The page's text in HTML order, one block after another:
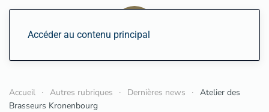
Accéder au contenu principal
Accueil Autres rubriques Dernières news
Atelier des
Brasseurs Kronenbourg